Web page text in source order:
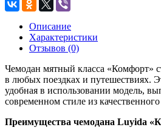
Описание
Характеристики
Отзывов (0)
Чемодан мятный класса «Комфорт»
в любых поездках и путешествиях.
удобная в использовании модель,
современном стиле из
Преимущества чемодана Luyida